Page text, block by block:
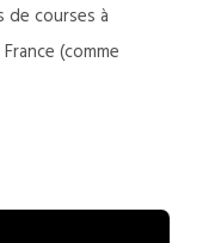
de courses à
(comme